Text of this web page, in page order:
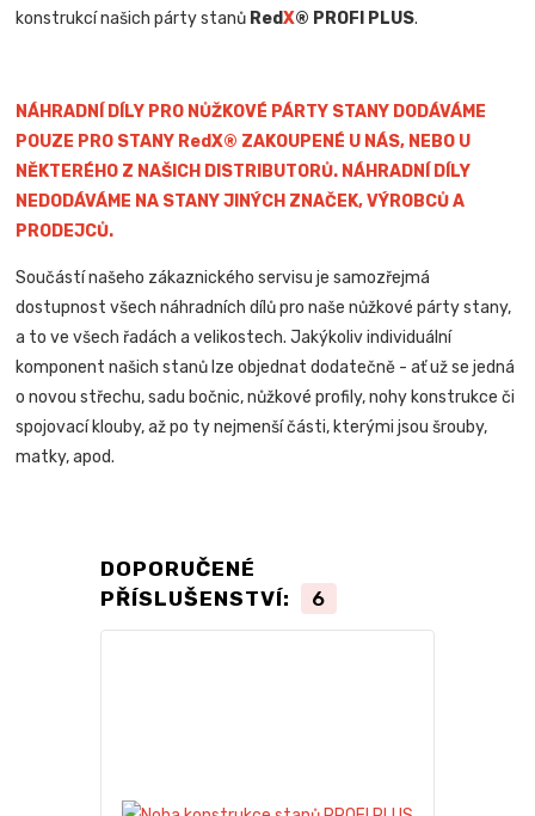
konstrukcí našich párty stanů RedX® PROFI PLUS.
NÁHRADNÍ DÍLY PRO NŮŽKOVÉ PÁRTY STANY DODÁVÁME
POUZE PRO STANY RedX® ZAKOUPENÉ U NÁS, NEBO U
NĚKTERÉHO Z NAŠICH DISTRIBUTORŮ. NÁHRADNÍ DÍLY
NEDODÁVÁME NA STANY JINÝCH ZNAČEK, VÝROBCŮ A
PRODEJCŮ.
Součástí našeho zákaznického servisu je samozřejmá
dostupnost všech náhradních dílů pro naše nůžkové párty stany,
a to ve všech řadách a velikostech. Jakýkoliv individuální
komponent našich stanů lze objednat dodatečně - ať už se jedná
o novou střechu, sadu bočnic, nůžkové profily, nohy konstrukce či
spojovací klouby, až po ty nejmenší části, kterými jsou šrouby,
matky, apod.
DOPORUČENÉ
PŘÍSLUŠENSTVÍ:
6